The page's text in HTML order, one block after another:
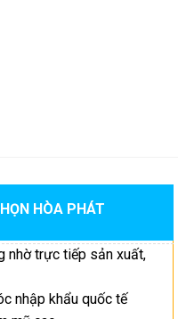
HÒA PHÁT
nhờ trực tiếp sản xuất,
nhập khẩu quốc tế